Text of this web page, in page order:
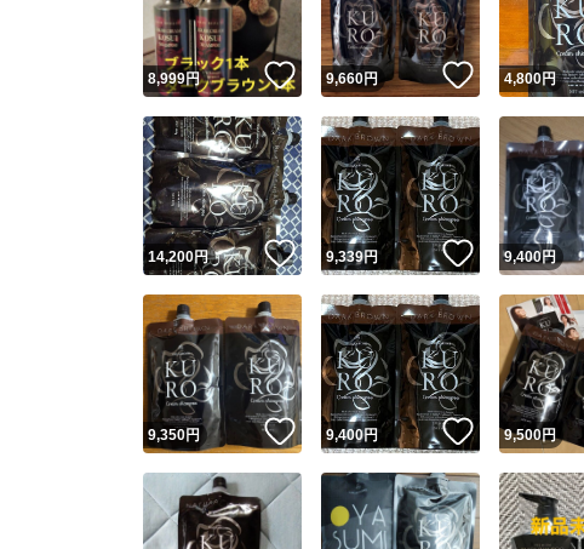
8,999円 いいね！
9,660円 いいね！
4,800円
14,200円 いいね！
9,339円 いいね！
9,400円
9,350円 いいね！
9,400円 いいね！
9,500円